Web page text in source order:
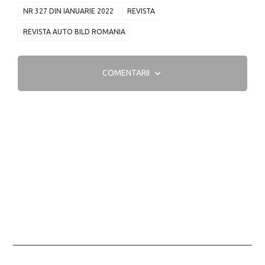
NR 327 DIN IANUARIE 2022 REVISTA
REVISTA AUTO BILD ROMANIA
COMENTARII